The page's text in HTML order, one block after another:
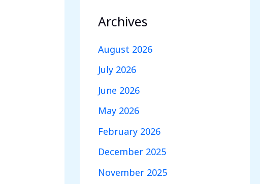
Archives
August 2026
July 2026
June 2026
May 2026
February 2026
December 2025
November 2025